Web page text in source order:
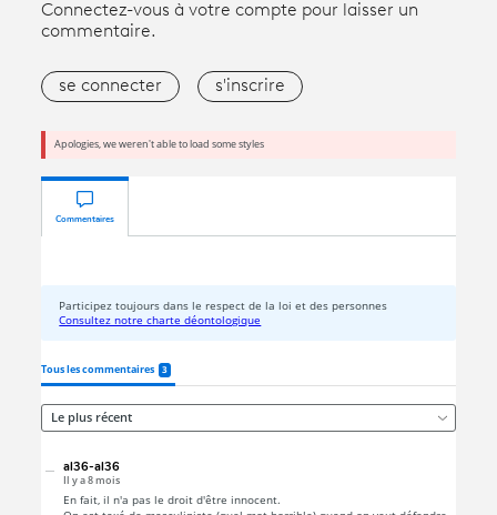
Connectez-vous à votre compte pour laisser un
commentaire.
se connecter s'inscrire